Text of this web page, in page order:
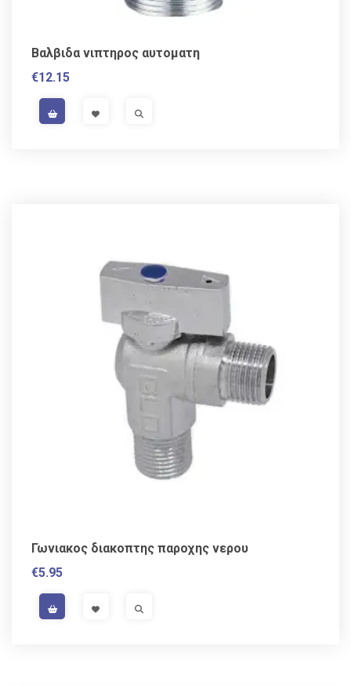
Βαλβιδα νιπτηρος αυτοματη
€12.15
VISIT LINKVISIT LINK
Γωνιακος διακοπτης παροχης νερου
€5.95
VISIT LINKVISIT LINK